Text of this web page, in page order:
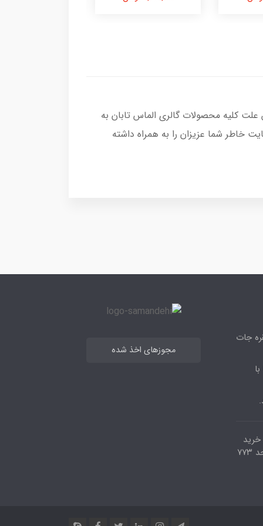
کلیه محصولات گالری الماس تابان به
خاطر شما عزیزان را به همراه داشته
جات
خرید
مجوزهای اخذ شده